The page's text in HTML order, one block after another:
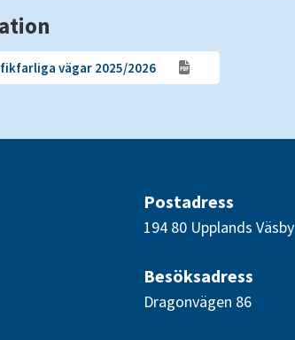
vägar 2025/2026
Postadress
194 80 Upplands Väsby
Besöksadress
Dragonvägen 86